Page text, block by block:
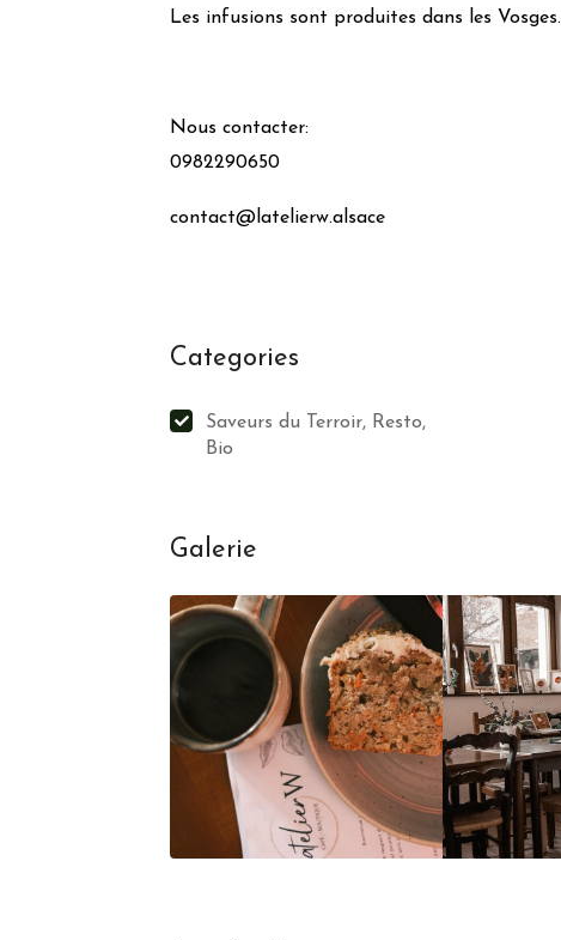
Les infusions sont produites dans les Vosges.
Nous contacter:
0982290650
contact@latelierw.alsace
Categories
Saveurs du Terroir, Resto,
Bio
Galerie